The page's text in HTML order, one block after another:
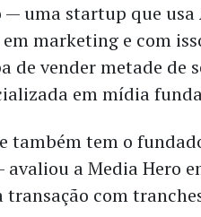
— uma startup que
marketing e com
de vender metade de
em mídia
também tem o
a Media Hero
transação com